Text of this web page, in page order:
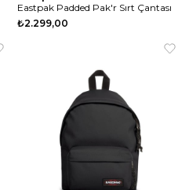
Eastpak Padded Pak'r Sırt Çantası
₺2.299,00